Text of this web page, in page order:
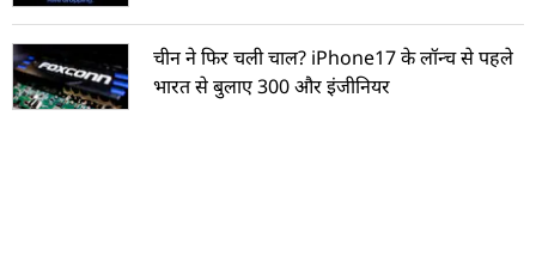
चीन ने फिर चली चाल? iPhone17 के लॉन्‍च से पहले
भारत से बुलाए 300 और इंजीनियर